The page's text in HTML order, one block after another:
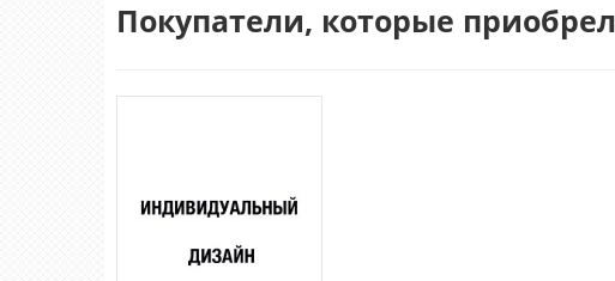
Покупатели, которые